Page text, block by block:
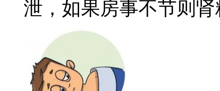
泄，如果房事不节则肾